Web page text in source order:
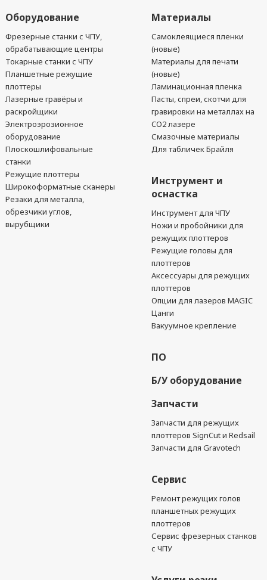
Оборудование
Фрезерные станки с ЧПУ,
обрабатывающие центры
Токарные станки с ЧПУ
Планшетные режущие
плоттеры
Лазерные гравёры и
раскройщики
Электроэрозионное
оборудование
Плоскошлифовальные
станки
Режущие плоттеры
Широкоформатные сканеры
Резаки для металла,
обрезчики углов,
вырубщики
Материалы
Самоклеящиеся пленки
(новые)
Материалы для печати
(новые)
Ламинационная пленка
Пасты, спреи, скотчи для
гравировки на металлах на
CO2 лазере
Смазочные материалы
Для табличек Брайля
Инструмент и
оснастка
Инструмент для ЧПУ
Ножи и пробойники для
режущих плоттеров
Режущие головы для
плоттеров
Аксессуары для режущих
плоттеров
Опции для лазеров MAGIC
Цанги
Вакуумное крепление
ПО
Б/У оборудование
Запчасти
Запчасти для режущих
плоттеров SignCut и Redsail
Запчасти для Gravotech
Сервис
Ремонт режущих голов
планшетных режущих
плоттеров
Сервис фрезерных станков
с ЧПУ